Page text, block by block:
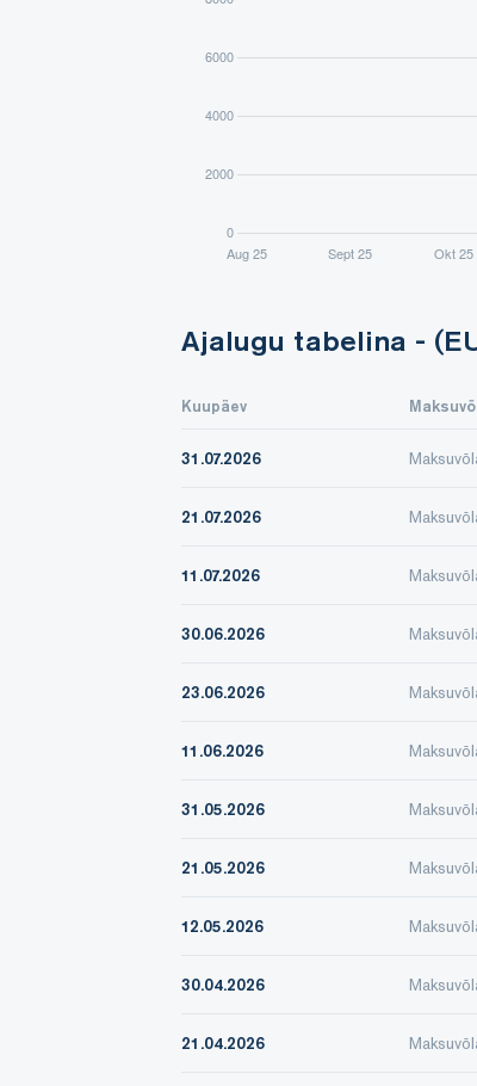
Ajalugu tabelina -
Kuupäev
31.07.2026
21.07.2026
11.07.2026
30.06.2026
23.06.2026
11.06.2026
31.05.2026
21.05.2026
12.05.2026
30.04.2026
21.04.2026